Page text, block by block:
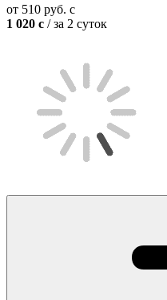
от 510 руб. c
1 020 c / за 2 суток